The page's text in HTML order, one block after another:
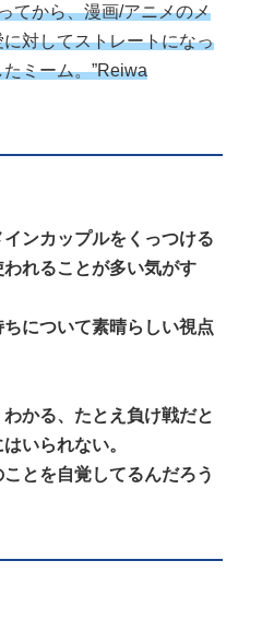
てから、漫画/アニメのメ
対してストレートになっ
ミーム。”Reiwa
ンカップルをくっつける
れることが多い気がす
について素晴らしい視点
かる、たとえ負け戦だと
いられない。
とを自覚してるんだろう